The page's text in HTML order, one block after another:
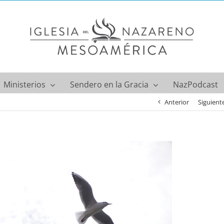
Ministerios Sendero en la Gracia NazPodcast
Anterior